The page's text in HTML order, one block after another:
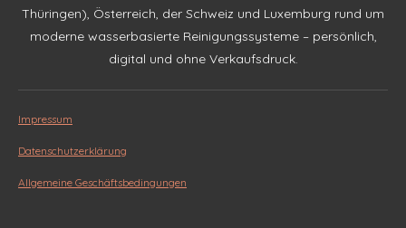
Thüringen), Österreich, der Schweiz und Luxemburg rund um
moderne wasserbasierte Reinigungssysteme – persönlich,
digital und ohne Verkaufsdruck.
Impressum
Datenschutzerklärung
Allgemeine Geschäftsbedingungen